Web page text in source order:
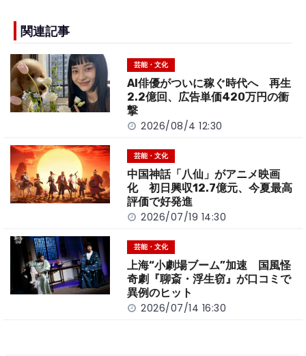
e
b
o
o
k
n
k
関連記事
芸能・文化
AI俳優がついに稼ぐ時代へ 再生
2.2億回、広告単価420万円の衝
撃
2026/08/4 12:30
芸能・文化
中国神話「八仙」がアニメ映画
化 初日興収12.7億元、今夏最高
評価で好発進
2026/07/19 14:30
芸能・文化
上海“小劇場ブーム”加速 国風怪
奇劇『聊斎・浮生窃』が口コミで
異例のヒット
2026/07/14 16:30